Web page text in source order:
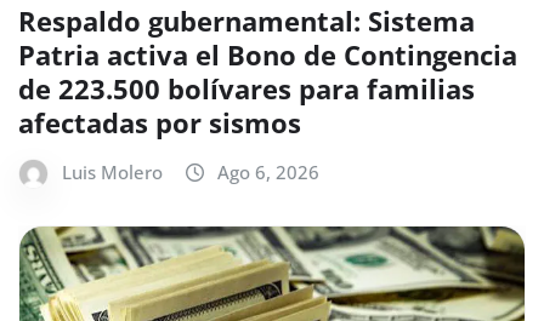
Respaldo gubernamental: Sistema
Patria activa el Bono de Contingencia
de 223.500 bolívares para familias
afectadas por sismos
Luis Molero Ago 6, 2026